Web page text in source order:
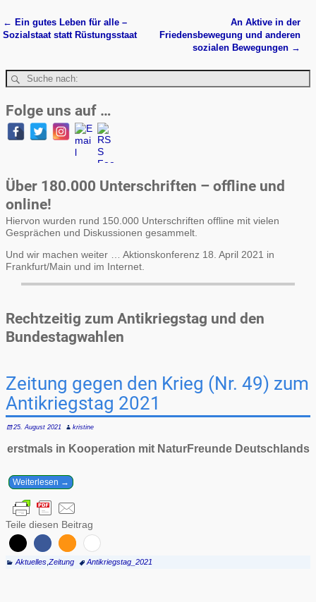
Artikelnavigation
← Ein gutes Leben für alle –
Sozialstaat statt Rüstungsstaat
An Aktive in der
Friedensbewegung und anderen
sozialen Bewegungen →
Folge uns auf …
Über 180.000 Unterschriften – offline und
online!
Hiervon wurden rund 150.000 Unterschriften offline mit vielen
Gesprächen und Diskussionen gesammelt.
Und wir machen weiter … Aktionskonferenz 18. April 2021 in
Frankfurt/Main und im Internet.
Rechtzeitig zum Antikriegstag und den
Bundestagwahlen
Zeitung gegen den Krieg (Nr. 49) zum
Antikriegstag 2021
25. August 2021 kristine
erstmals in Kooperation mit NaturFreunde Deutschlands
Weiterlesen →
Teile diesen Beitrag
Aktuelles, Zeitung Antikriegstag_2021